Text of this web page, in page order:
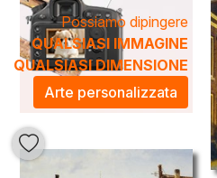
Possiamo dipingere
QUALSIASI IMMAGINE
QUALSIASI DIMENSIONE
Arte personalizzata